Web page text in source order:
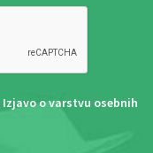
Izjavo o varstvu osebnih